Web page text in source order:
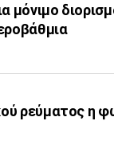
μόνιμο
ρεύματος η